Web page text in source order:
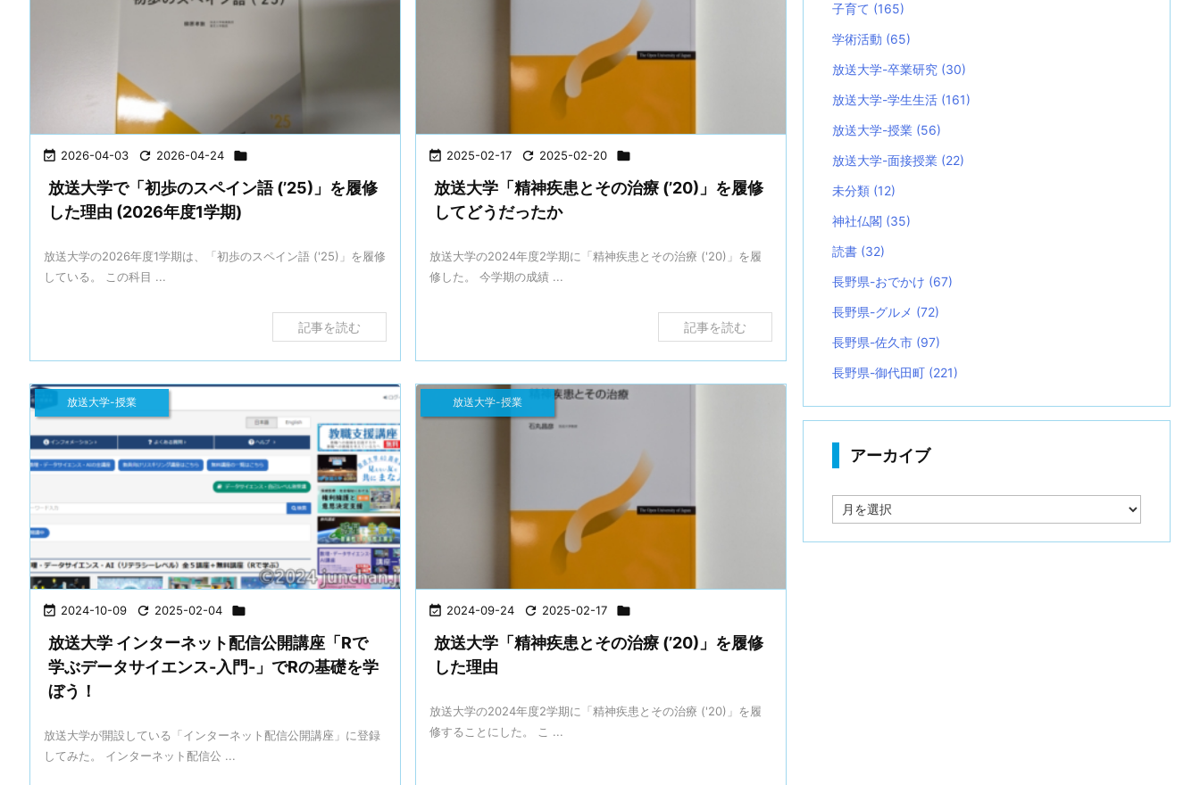
 2026-04-03  2026-04-24 
放送大学で「初歩のスペイン語 (’25)」を履修
した理由 (2026年度1学期)
放送大学の2026年度1学期は、「初歩のスペイン語 ('25)」を履修
している。 この科目 ...
記事を読む
 2025-02-17  2025-02-20 
放送大学「精神疾患とその治療 (’20)」を履修
してどうだったか
放送大学の2024年度2学期に「精神疾患とその治療 ('20)」を履
修した。 今学期の成績 ...
記事を読む
 2024-10-09  2025-02-04 
放送大学-授業
放送大学 インターネット配信公開講座「Rで
学ぶデータサイエンス-入門-」でRの基礎を学
ぼう！
放送大学が開設している「インターネット配信公開講座」に登録
してみた。 インターネット配信公 ...
 2024-09-24  2025-02-17 
放送大学-授業
放送大学「精神疾患とその治療 (’20)」を履修
した理由
放送大学の2024年度2学期に「精神疾患とその治療 ('20)」を履
修することにした。 こ ...
子育て (165)
学術活動 (65)
放送大学-卒業研究 (30)
放送大学-学生生活 (161)
放送大学-授業 (56)
放送大学-面接授業 (22)
未分類 (12)
神社仏閣 (35)
読書 (32)
長野県-おでかけ (67)
長野県-グルメ (72)
長野県-佐久市 (97)
長野県-御代田町 (221)
アーカイブ
ー